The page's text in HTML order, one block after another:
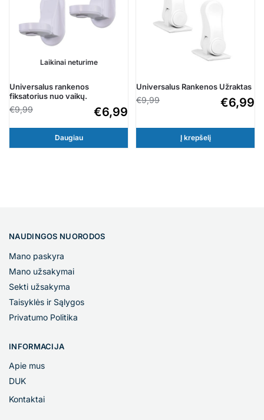
Laikinai neturime
Universalus rankenos
fiksatorius nuo vaikų.
€9,99 €6,99
Daugiau
Universalus Rankenos Užraktas
€9,99 €6,99
Į krepšelį
NAUDINGOS NUORODOS
Mano paskyra
Mano užsakymai
Sekti užsakyma
Taisyklės ir Sąlygos
Privatumo Politika
INFORMACIJA
Apie mus
DUK
Kontaktai